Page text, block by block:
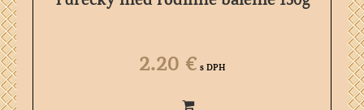
2.20 € s DPH